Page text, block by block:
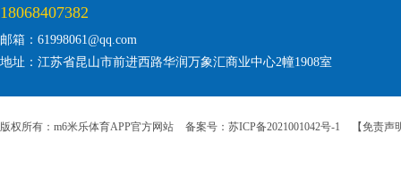
18068407382
邮箱：61998061@qq.com
地址：江苏省昆山市前进西路华润万象汇商业中心2幢1908室
版权所有：m6米乐体育APP官方网站 备案号：苏ICP备2021001042号-1 【免责声